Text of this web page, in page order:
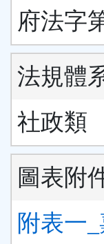
府法字
法規體
社政類
圖表附
附表一